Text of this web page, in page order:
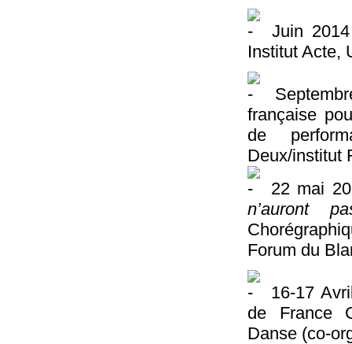
Juin
Institut Acte,
française
de
Deux/institut
22 mai
n’auront
Forum du
16-17
de France
Danse (co-